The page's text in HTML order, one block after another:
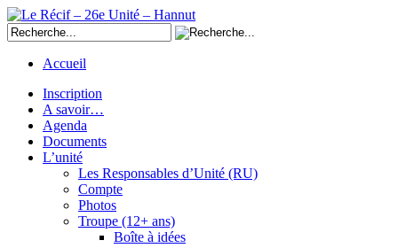
Accueil
Inscription
A savoir…
Agenda
Documents
L’unité
Les Responsables d’Unité (RU)
Compte
Photos
Troupe (12+ ans)
Boîte à idées